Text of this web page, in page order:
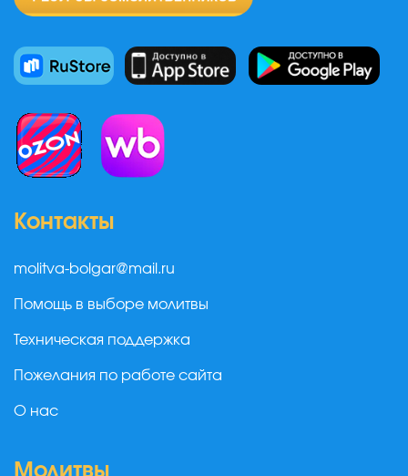
Контакты
molitva-bolgar@mail.ru
Помощь в выборе молитвы
Техническая поддержка
Пожелания по работе сайта
О нас
Молитвы